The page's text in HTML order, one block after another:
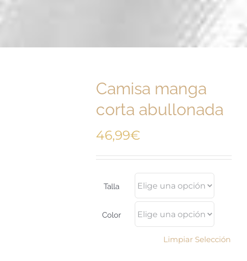
Camisa manga
corta abullonada
46,99€
Talla
Color
Limpiar Selección